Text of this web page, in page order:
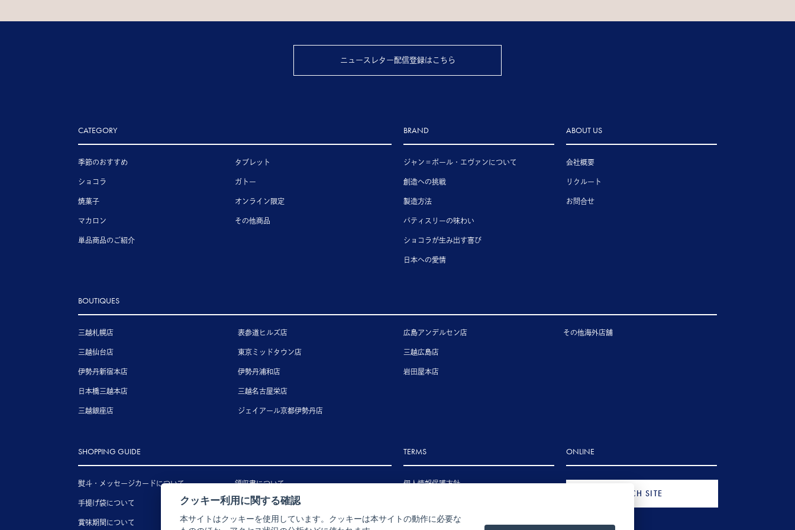
ニュースレター配信登録はこちら
CATEGORY
季節のおすすめ
ショコラ
焼菓子
マカロン
単品商品のご紹介
タブレット
ガトー
オンライン限定
その他商品
BRAND
ジャン＝ポール・エヴァンについて
創造への挑戦
製造方法
パティスリーの味わい
ショコラが生み出す喜び
日本への愛情
ABOUT US
会社概要
リクルート
お問合せ
BOUTIQUES
三越札幌店
三越仙台店
伊勢丹新宿本店
日本橋三越本店
三越銀座店
表参道ヒルズ店
東京ミッドタウン店
伊勢丹浦和店
三越名古屋栄店
ジェイアール京都伊勢丹店
広島アンデルセン店
三越広島店
岩田屋本店
その他海外店舗
SHOPPING GUIDE
熨斗・メッセージカードについて
手提げ袋について
賞味期間について
領収書について
送料について
配送について
TERMS
個人情報保護方針
ONLINE
FRENCH SITE
クッキー利用に関する確認
本サイトはクッキーを使用しています。クッキーは本サイトの動作に必要な